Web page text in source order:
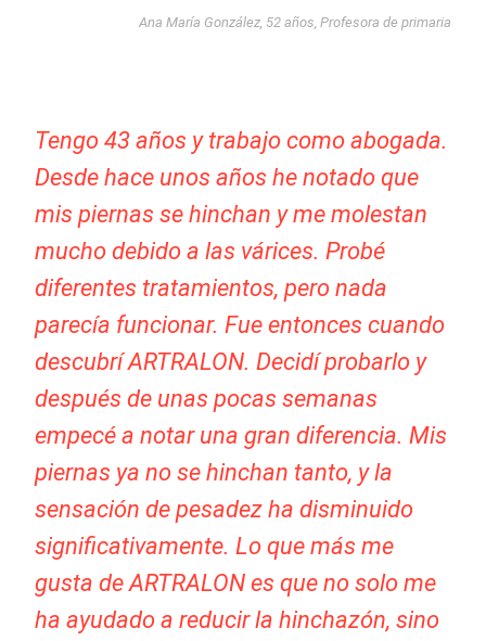
Ana María González, 52 años, Profesora de primaria
Tengo 43 años y trabajo como abogada.
Desde hace unos años he notado que
mis piernas se hinchan y me molestan
mucho debido a las várices. Probé
diferentes tratamientos, pero nada
parecía funcionar. Fue entonces cuando
descubrí ARTRALON. Decidí probarlo y
después de unas pocas semanas
empecé a notar una gran diferencia. Mis
piernas ya no se hinchan tanto, y la
sensación de pesadez ha disminuido
significativamente. Lo que más me
gusta de ARTRALON es que no solo me
ha ayudado a reducir la hinchazón, sino